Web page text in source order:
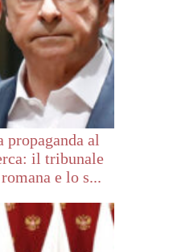
al
il tribunale
e lo s...